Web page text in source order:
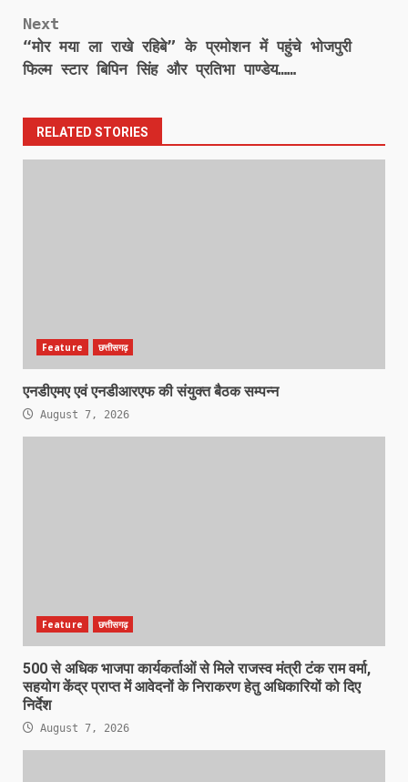
Next
“मोर मया ला राखे रहिबे” के प्रमोशन में पहुंचे भोजपुरी
फिल्म स्टार बिपिन सिंह और प्रतिभा पाण्डेय……
RELATED STORIES
Feature छत्तीसगढ़
एनडीएमए एवं एनडीआरएफ की संयुक्त बैठक सम्पन्न
August 7, 2026
Feature छत्तीसगढ़
500 से अधिक भाजपा कार्यकर्ताओं से मिले राजस्व मंत्री टंक राम वर्मा,
सहयोग केंद्र प्राप्त में आवेदनों के निराकरण हेतु अधिकारियों को दिए
निर्देश
August 7, 2026